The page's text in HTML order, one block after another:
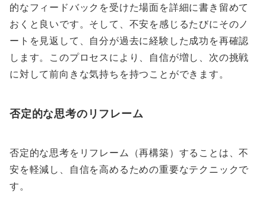
的なフィードバックを受けた場面を詳細に書き留めて
おくと良いです。そして、不安を感じるたびにそのノ
ートを見返して、自分が過去に経験した成功を再確認
します。このプロセスにより、自信が増し、次の挑戦
に対して前向きな気持ちを持つことができます。
否定的な思考のリフレーム
否定的な思考をリフレーム（再構築）することは、不
安を軽減し、自信を高めるための重要なテクニックで
す。